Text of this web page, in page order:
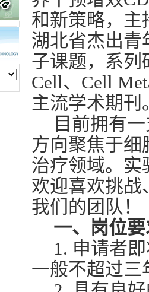
和新策略，主
湖北省杰出青
子课题，系列
Cell、Cell
主流学术期刊
目前拥有
方向聚焦于
治疗领域。实
欢迎喜欢挑战
我们的团队！
一、岗位
1. 申请者
一般不超过三